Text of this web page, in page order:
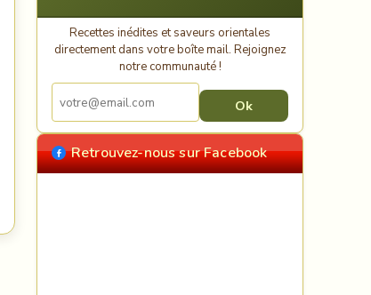
Recettes inédites et saveurs orientales
directement dans votre boîte mail. Rejoignez
notre communauté !
Retrouvez-nous sur Facebook